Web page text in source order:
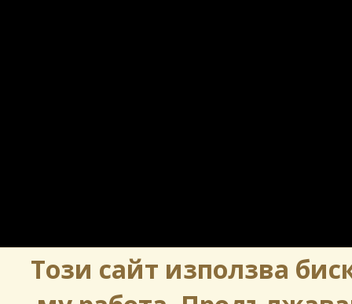
Този сайт използва